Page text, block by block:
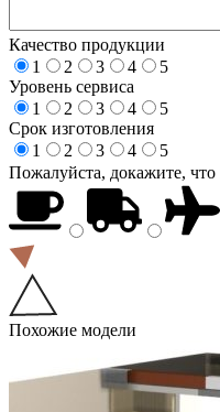
Качество продукции
1
2 3 4
5
Уровень сервиса
1
2 3 4
5
Срок изготовления
1
2 3 4
5
Пожалуйста, докажите,
Похожие модели